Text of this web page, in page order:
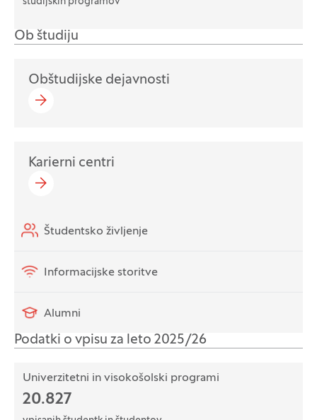
Ob študiju
Obštudijske dejavnosti
Karierni centri
Hitre povezave
Študentsko življenje
Informacijske storitve
Alumni
Podatki o vpisu za leto 2025/26
Univerzitetni in visokošolski programi
20.827